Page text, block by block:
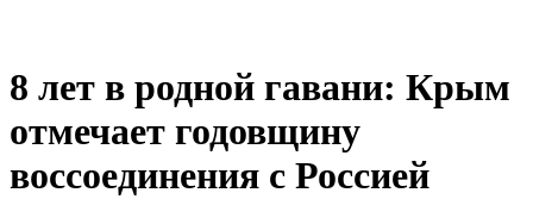
8 лет в родной гавани: Крым
отмечает годовщину
воссоединения с Россией